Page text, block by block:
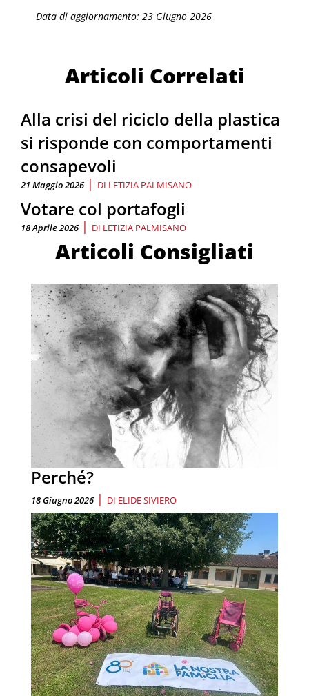
Data di aggiornamento: 23 Giugno 2026
Articoli Correlati
Alla crisi del riciclo della plastica
si risponde con comportamenti
consapevoli
21 Maggio 2026 | DI LETIZIA PALMISANO
Votare col portafogli
18 Aprile 2026 | DI LETIZIA PALMISANO
Articoli Consigliati
Perché?
18 Giugno 2026 | DI ELIDE SIVIERO